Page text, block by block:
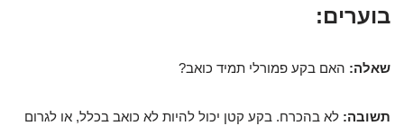
בוערים:
שאלה: האם בקע פמורלי תמיד כואב?
תשובה: לא בהכרח. בקע קטן יכול להיות לא כואב בכלל, או לגרום